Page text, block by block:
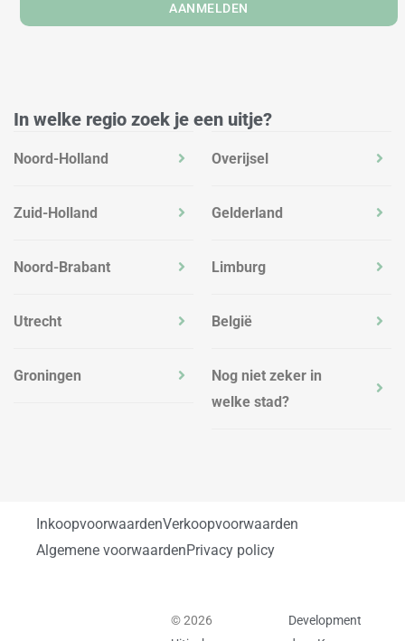
AANMELDEN
In welke regio zoek je een uitje?
Noord-Holland
Zuid-Holland
Noord-Brabant
Utrecht
Groningen
Overijsel
Gelderland
Limburg
België
Nog niet zeker in
welke stad?
InkoopvoorwaardenVerkoopvoorwaarden
Algemene voorwaardenPrivacy policy
© 2026
Development